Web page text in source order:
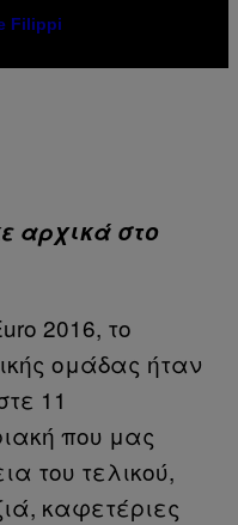
Filippi
αρχικά στο
2016, το
ομάδας ήταν
11
που μας
του τελικού,
καφετέριες